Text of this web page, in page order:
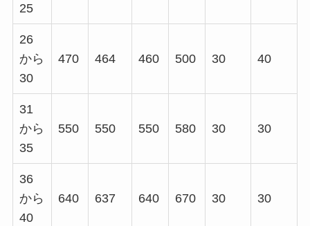
25
26
から
30
470 464 460 500 30 40
31
から
35
550 550 550 580 30 30
36
から
40
640 637 640 670 30 30